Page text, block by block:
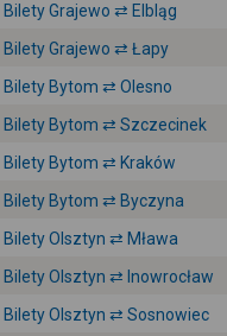
Bilety Grajewo ⇄ Elbląg
Bilety Grajewo ⇄ Łapy
Bilety Bytom ⇄ Olesno
Bilety Bytom ⇄ Szczecinek
Bilety Bytom ⇄ Kraków
Bilety Bytom ⇄ Byczyna
Bilety Olsztyn ⇄ Mława
Bilety Olsztyn ⇄ Inowrocław
Bilety Olsztyn ⇄ Sosnowiec